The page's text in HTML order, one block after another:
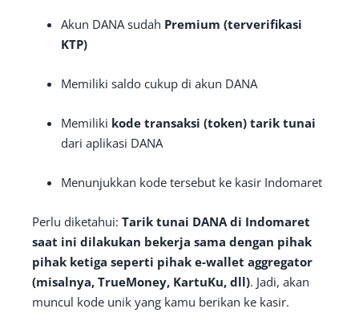
Akun DANA sudah Premium (terverifikasi
KTP)
Memiliki saldo cukup di akun DANA
Memiliki kode transaksi (token) tarik tunai
dari aplikasi DANA
Menunjukkan kode tersebut ke kasir Indomaret
Perlu diketahui: Tarik tunai DANA di Indomaret
saat ini dilakukan bekerja sama dengan pihak
pihak ketiga seperti pihak e-wallet aggregator
(misalnya, TrueMoney, KartuKu, dll). Jadi, akan
muncul kode unik yang kamu berikan ke kasir.